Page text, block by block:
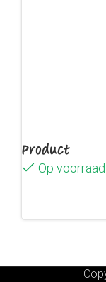
Product
Op voorraad